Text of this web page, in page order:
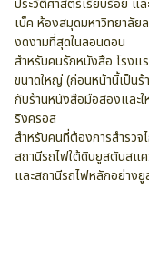
ประวัติศาสตร์เรียบร้อย แ
เบ็ค ห้องสมุดมหาวิทยาลัย
งดงามที่สุดในลอนดอน
สำหรับคนรักหนังสือ โรง
ขนาดใหญ่ (ก่อนหน้านี้เป็น
กับร้านหนังสือมือสองและ
ริงครอส
สำหรับคนที่ต้องการสำรวจ
สถานีรถไฟใต้ดินยูสตันสแ
และสถานีรถไฟหลักอย่าง